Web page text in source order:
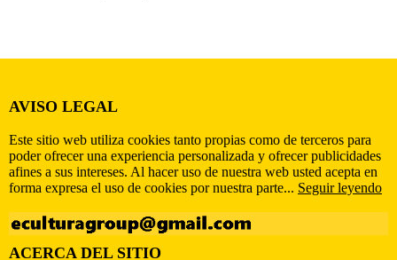
AVISO LEGAL
Este sitio web utiliza cookies tanto propias como de terceros para
poder ofrecer una experiencia personalizada y ofrecer publicidades
afines a sus intereses. Al hacer uso de nuestra web usted acepta en
forma expresa el uso de cookies por nuestra parte... Seguir leyendo
ACERCA DEL SITIO